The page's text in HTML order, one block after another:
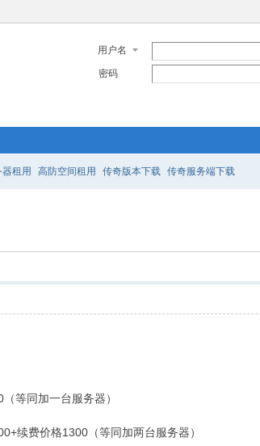
用户名
密码
租用 高防空间租用 传奇版本下载 传奇服务端下载
等同加一台服务器）
续费价格1300（等同加两台服务器）